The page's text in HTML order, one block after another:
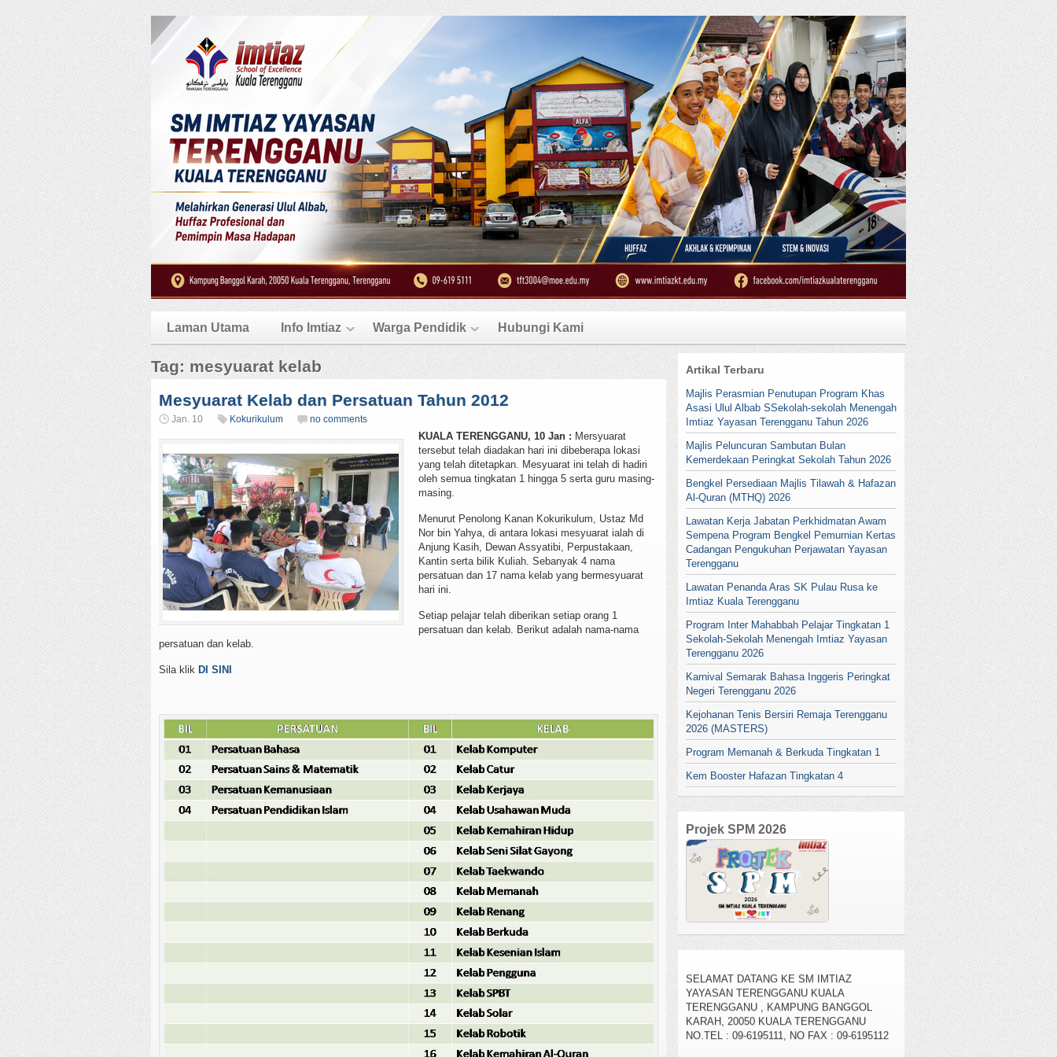
Laman Utama Info Imtiaz Warga Pendidik Hubungi Kami
Tag: mesyuarat kelab
Mesyuarat Kelab dan Persatuan Tahun 2012
Jan. 10 Kokurikulum no comments
KUALA TERENGGANU, 10 Jan : Mersyuarat
tersebut telah diadakan hari ini dibeberapa lokasi
yang telah ditetapkan. Mesyuarat ini telah di hadiri
oleh semua tingkatan 1 hingga 5 serta guru masing-
masing.
Menurut Penolong Kanan Kokurikulum, Ustaz Md
Nor bin Yahya, di antara lokasi mesyuarat ialah di
Anjung Kasih, Dewan Assyatibi, Perpustakaan,
Kantin serta bilik Kuliah. Sebanyak 4 nama
persatuan dan 17 nama kelab yang bermesyuarat
hari ini.
Setiap pelajar telah diberikan setiap orang 1
persatuan dan kelab. Berikut adalah nama-nama
persatuan dan kelab.
Sila klik DI SINI
Artikal Terbaru
Majlis Perasmian Penutupan Program Khas
Asasi Ulul Albab SSekolah-sekolah Menengah
Imtiaz Yayasan Terengganu Tahun 2026
Majlis Peluncuran Sambutan Bulan
Kemerdekaan Peringkat Sekolah Tahun 2026
Bengkel Persediaan Majlis Tilawah & Hafazan
Al-Quran (MTHQ) 2026
Lawatan Kerja Jabatan Perkhidmatan Awam
Sempena Program Bengkel Pemurnian Kertas
Cadangan Pengukuhan Perjawatan Yayasan
Terengganu
Lawatan Penanda Aras SK Pulau Rusa ke
Imtiaz Kuala Terengganu
Program Inter Mahabbah Pelajar Tingkatan 1
Sekolah-Sekolah Menengah Imtiaz Yayasan
Terengganu 2026
Karnival Semarak Bahasa Inggeris Peringkat
Negeri Terengganu 2026
Kejohanan Tenis Bersiri Remaja Terengganu
2026 (MASTERS)
Program Memanah & Berkuda Tingkatan 1
Kem Booster Hafazan Tingkatan 4
Projek SPM 2026
YAYASAN TERENGGANU KUALA
TERENGGANU , KAMPUNG BANGGOL
KARAH, 20050 KUALA TERENGGANU
NO.TEL : 09-6195111, NO FAX : 09-6195112